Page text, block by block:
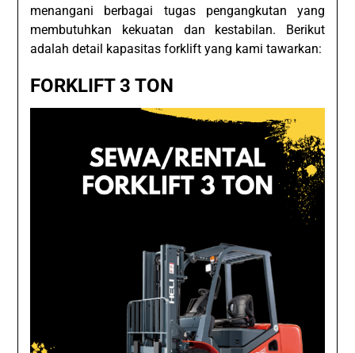
menangani berbagai tugas pengangkutan yang
membutuhkan kekuatan dan kestabilan. Berikut
adalah detail kapasitas forklift yang kami tawarkan:
FORKLIFT 3 TON